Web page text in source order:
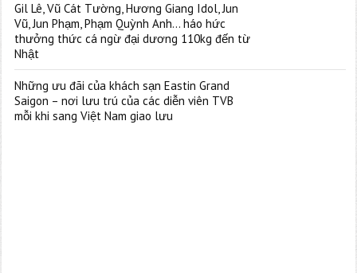
Gil Lê, Vũ Cát Tường, Hương Giang Idol, Jun
Vũ, Jun Phạm, Phạm Quỳnh Anh… háo hức
thưởng thức cá ngừ đại dương 110kg đến từ
Nhật
Những ưu đãi của khách sạn Eastin Grand
Saigon – nơi lưu trú của các diễn viên TVB
mỗi khi sang Việt Nam giao lưu